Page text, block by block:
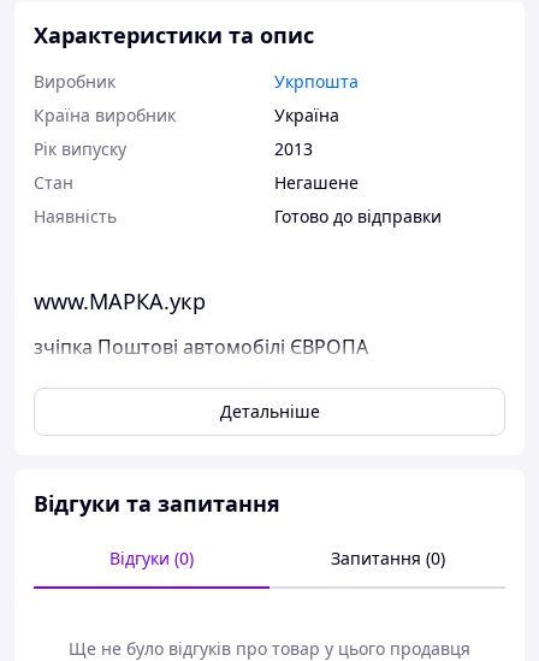
Характеристики та опис
Виробник
Укрпошта
Країна виробник
Україна
Рік випуску
2013
Стан
Негашене
Наявність
Готово до відправки
www.МАРКА.укр
зчіпка Поштові автомобілі ЄВРОПА
Поштові марки України
Марка була випущена в обіг 27 травня 2013 р.
Виставлені на продаж марки України чисті, у
Перед відправкою ми надійно упаковуємо марки у
щільний картон, щоб унеможливити пошкодження при
Детальніше
Відгуки та запитання
Відгуки (0) Запитання (0)
Ще не було відгуків про товар у цього продавця